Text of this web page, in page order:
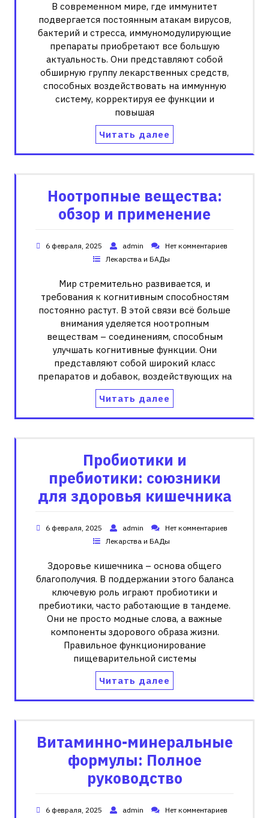
В современном мире, где иммунитет
подвергается постоянным атакам вирусов,
бактерий и стресса, иммуномодулирующие
препараты приобретают все большую
актуальность. Они представляют собой
обширную группу лекарственных средств,
способных воздействовать на иммунную
систему, корректируя ее функции и
повышая
Читать далее
Ноотропные вещества:
обзор и применение
6 февраля, 2025 admin
Нет комментариев
Лекарства и БАДы
Мир стремительно развивается, и
требования к когнитивным способностям
постоянно растут. В этой связи всё больше
внимания уделяется ноотропным
веществам – соединениям, способным
улучшать когнитивные функции. Они
представляют собой широкий класс
препаратов и добавок, воздействующих на
Читать далее
Пробиотики и
пребиотики: союзники
для здоровья кишечника
6 февраля, 2025 admin
Нет комментариев
Лекарства и БАДы
Здоровье кишечника – основа общего
благополучия. В поддержании этого баланса
ключевую роль играют пробиотики и
пребиотики, часто работающие в тандеме.
Они не просто модные слова, а важные
компоненты здорового образа жизни.
Правильное функционирование
пищеварительной системы
Читать далее
Витаминно-минеральные
формулы: Полное
руководство
6 февраля, 2025 admin
Нет комментариев